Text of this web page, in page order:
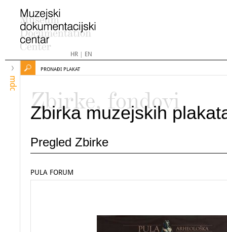
HR| EN
mdc
PRONAĐI PLAKAT
Zbirke, fondovi
Zbirka muzejskih
Pregled Zbirke
PULA FORUM